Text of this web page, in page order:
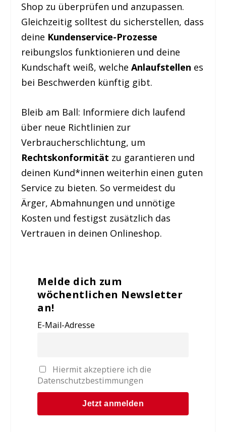
Shop zu überprüfen und anzupassen.
Gleichzeitig solltest du sicherstellen, dass
deine Kundenservice-Prozesse
reibungslos funktionieren und deine
Kundschaft weiß, welcheAnlaufstellen es
bei Beschwerden künftig gibt.
Bleib am Ball: Informiere dich laufend
über neue Richtlinien zur
Verbraucherschlichtung, um
Rechtskonformität zu garantieren und
deinen Kund*innen weiterhin einen guten
Service zu bieten. So vermeidest du
Ärger, Abmahnungen und unnötige
Kosten und festigst zusätzlich das
Vertrauen in deinen Onlineshop.
Melde dich zum
wöchentlichen Newsletter
an!
E-Mail-Adresse
Hiermit akzeptiere ich die
Datenschutzbestimmungen